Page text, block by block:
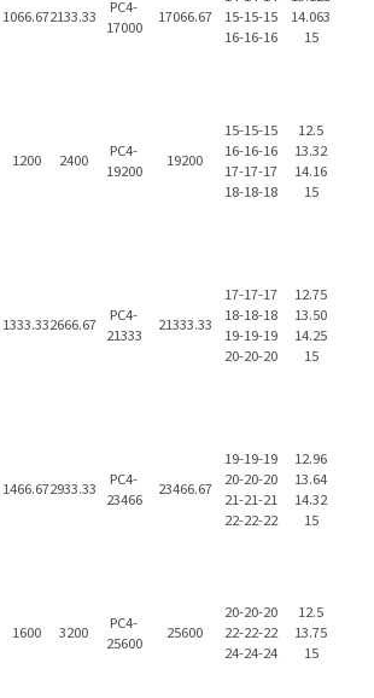
1066.672133.33
PC4-
17000
17066.67
15-15-15
16-16-16
14.063
15
1200 2400
PC4-
19200
19200
15-15-15
16-16-16
17-17-17
18-18-18
12.5
13.32
14.16
15
1333.332666.67
PC4-
21333
21333.33
17-17-17
18-18-18
19-19-19
20-20-20
12.75
13.50
14.25
15
1466.672933.33
PC4-
23466
23466.67
19-19-19
20-20-20
21-21-21
22-22-22
12.96
13.64
14.32
15
1600 3200
PC4-
25600
25600
20-20-20
22-22-22
24-24-24
12.5
13.75
15